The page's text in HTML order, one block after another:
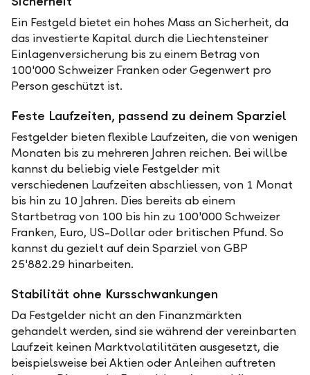
Ein Festgeld bietet ein hohes Mass an Sicherheit, da
das investierte Kapital durch die Liechtensteiner
Einlagenversicherung bis zu einem Betrag von
100'000 Schweizer Franken oder Gegenwert pro
Person geschützt ist.
Feste Laufzeiten, passend zu deinem Sparziel
Festgelder bieten flexible Laufzeiten, die von wenigen
Monaten bis zu mehreren Jahren reichen. Bei willbe
kannst du beliebig viele Festgelder mit
verschiedenen Laufzeiten abschliessen, von 1 Monat
bis hin zu 10 Jahren. Dies bereits ab einem
Startbetrag von 100 bis hin zu 100'000 Schweizer
Franken, Euro, US-Dollar oder britischen Pfund. So
kannst du gezielt auf dein Sparziel von GBP
25'882.29 hinarbeiten.
Stabilität ohne Kursschwankungen
Da Festgelder nicht an den Finanzmärkten
gehandelt werden, sind sie während der vereinbarten
Laufzeit keinen Marktvolatilitäten ausgesetzt, die
beispielsweise bei Aktien oder Anleihen auftreten